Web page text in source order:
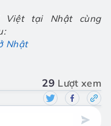
Việt tại Nhật cùng
Nhật
29 Lượt xem